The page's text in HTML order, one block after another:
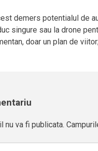
demers potentialul de
singure sau la drone
doar un plan de
nu va fi publicata.